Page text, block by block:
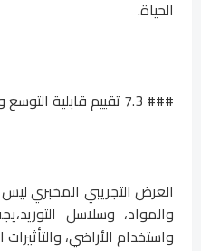
الحياة.
### 7.3 تقييم قابلية التوسع والسياق
العرض التجريبي المخبري
والمواد، وسلاسل
واستخدام الأراضي، والتأثيرات